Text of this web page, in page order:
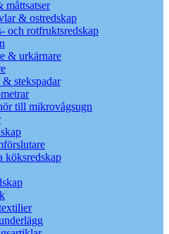
måttsatser
& ostredskap
och rotfruktsredskap
& urkärnare
& stekspadar
till mikrovågsugn
köksredskap